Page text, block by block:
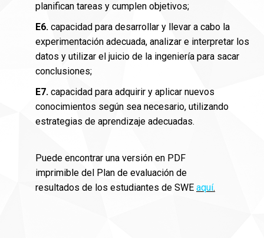
planifican tareas y cumplen objetivos;
E6. capacidad para desarrollar y llevar a cabo la
experimentación adecuada, analizar e interpretar los
datos y utilizar el juicio de la ingeniería para sacar
conclusiones;
E7. capacidad para adquirir y aplicar nuevos
conocimientos según sea necesario, utilizando
estrategias de aprendizaje adecuadas.
Puede encontrar una versión en PDF
imprimible del Plan de evaluación de
resultados de los estudiantes de SWE aquí.